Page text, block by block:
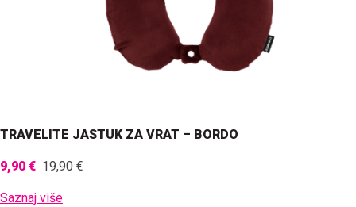
TRAVELITE JASTUK ZA VRAT – BORDO
9,90 € 19,90 €
Saznaj više